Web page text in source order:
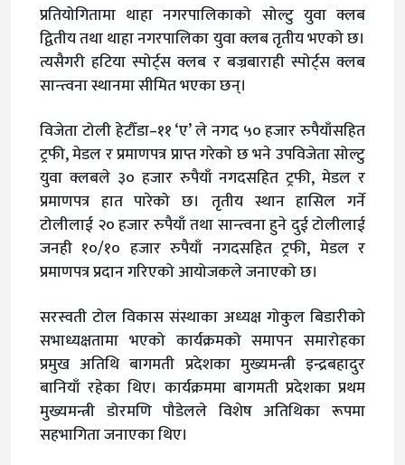
प्रतियोगितामा थाहा नगरपालिकाको सोल्टु युवा क्लब
द्वितीय तथा थाहा नगरपालिका युवा क्लब तृतीय भएको छ।
त्यसैगरी हटिया स्पोर्ट्स क्लब र बज्रबाराही स्पोर्ट्स क्लब
सान्त्वना स्थानमा सीमित भएका छन्।
विजेता टोली हेटौँडा–११ ‘ए’ ले नगद ५० हजार रुपैयाँसहित
ट्रफी, मेडल र प्रमाणपत्र प्राप्त गरेको छ भने उपविजेता सोल्टु
युवा क्लबले ३० हजार रुपैयाँ नगदसहित ट्रफी, मेडल र
प्रमाणपत्र हात पारेको छ। तृतीय स्थान हासिल गर्ने
टोलीलाई २० हजार रुपैयाँ तथा सान्त्वना हुने दुई टोलीलाई
जनही १०/१० हजार रुपैयाँ नगदसहित ट्रफी, मेडल र
प्रमाणपत्र प्रदान गरिएको आयोजकले जनाएको छ।
सरस्वती टोल विकास संस्थाका अध्यक्ष गोकुल बिडारीको
सभाध्यक्षतामा भएको कार्यक्रमको समापन समारोहका
प्रमुख अतिथि बागमती प्रदेशका मुख्यमन्त्री इन्द्रबहादुर
बानियाँ रहेका थिए। कार्यक्रममा बागमती प्रदेशका प्रथम
मुख्यमन्त्री डोरमणि पौडेलले विशेष अतिथिका रूपमा
सहभागिता जनाएका थिए।